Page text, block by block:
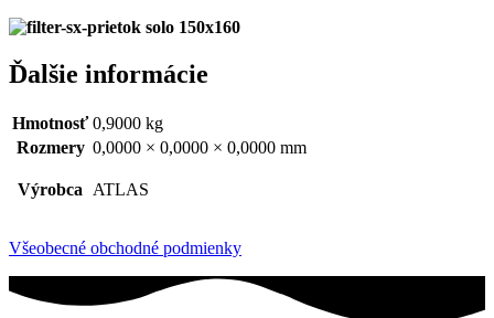
Ďalšie informácie
Hmotnosť 0,9000 kg
Rozmery 0,0000 × 0,0000 × 0,0000 mm
Výrobca ATLAS
Všeobecné obchodné podmienky